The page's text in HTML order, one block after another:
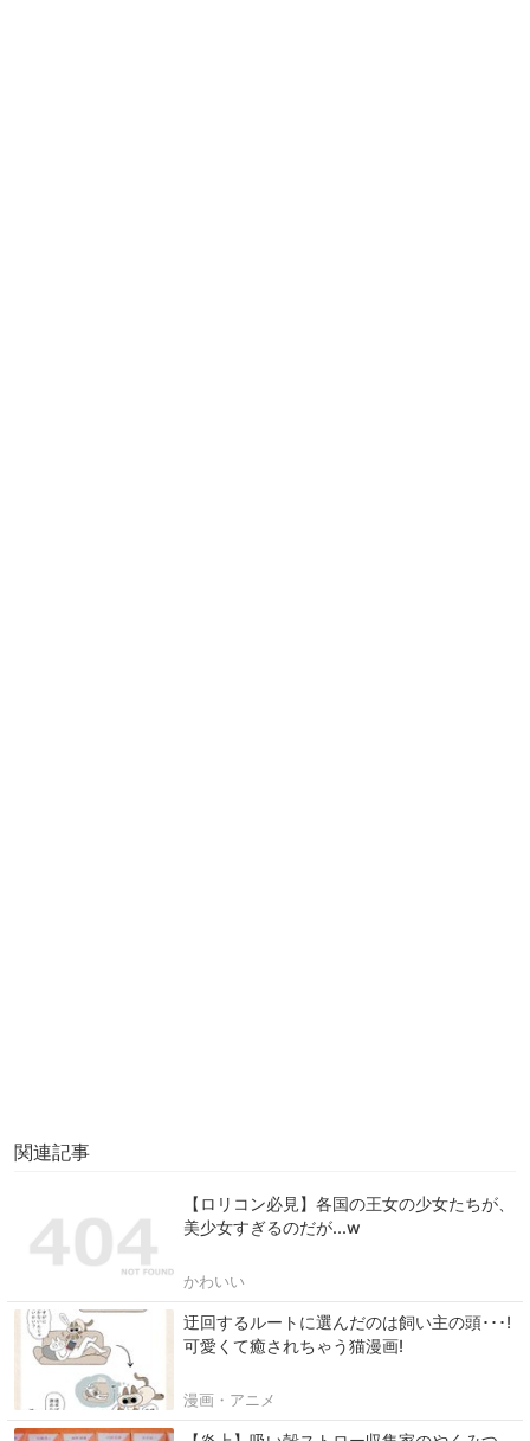
関連記事
【ロリコン必見】各国の王女の少女たちが、
美少女すぎるのだが...w
かわいい
迂回するルートに選んだのは飼い主の頭･･･!
可愛くて癒されちゃう猫漫画!
漫画・アニメ